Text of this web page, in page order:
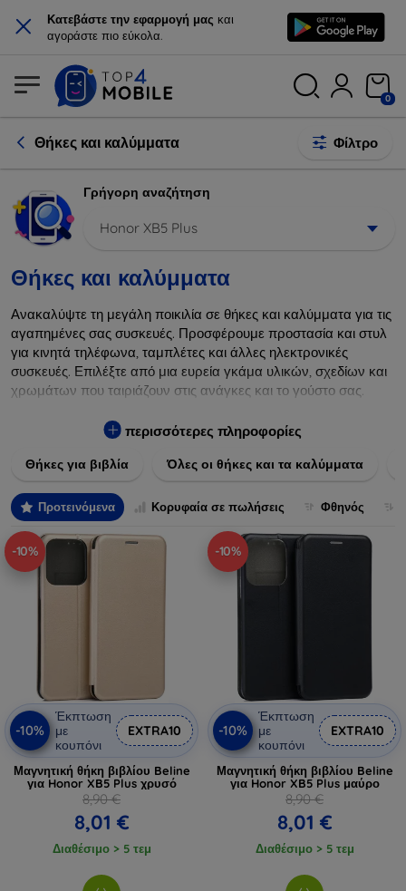
× Κατεβάστε την εφαρμογή μας και
αγοράστε πιο εύκολα.
0
Θήκες και καλύμματα Φίλτρο
Γρήγορη αναζήτηση
Honor XB5 Plus
Θήκες και καλύμματα
Ανακαλύψτε τη μεγάλη ποικιλία σε θήκες και καλύμματα για τις
αγαπημένες σας συσκευές. Προσφέρουμε προστασία και στυλ
για κινητά τηλέφωνα, ταμπλέτες και άλλες ηλεκτρονικές
συσκευές. Επιλέξτε από μια ευρεία γκάμα υλικών, σχεδίων και
χρωμάτων που ταιριάζουν στις ανάγκες και το γούστο σας.
πτώσεις και άλλες φθορές, ενώ παράλληλα δίνετε ένα
και τη διάρκεια ζωής των συσκευών σας με τις κορυφαίες
περισσότερες πληροφορίες
Θήκες για βιβλία Όλες οι θήκες και τα καλύμματα
Προτεινόμενα Κορυφαία σε πωλήσεις Φθηνός
-10%
-10%
Έκπτωση
με
κουπόνι
EXTRA10
Μαγνητική θήκη βιβλίου Beline
για Honor XB5 Plus χρυσό
8,90 €
8,01 €
Διαθέσιμο > 5 τεμ
-10%
-10%
Έκπτωση
με
κουπόνι
EXTRA10
Μαγνητική θήκη βιβλίου Beline
για Honor XB5 Plus μαύρο
8,90 €
8,01 €
Διαθέσιμο > 5 τεμ